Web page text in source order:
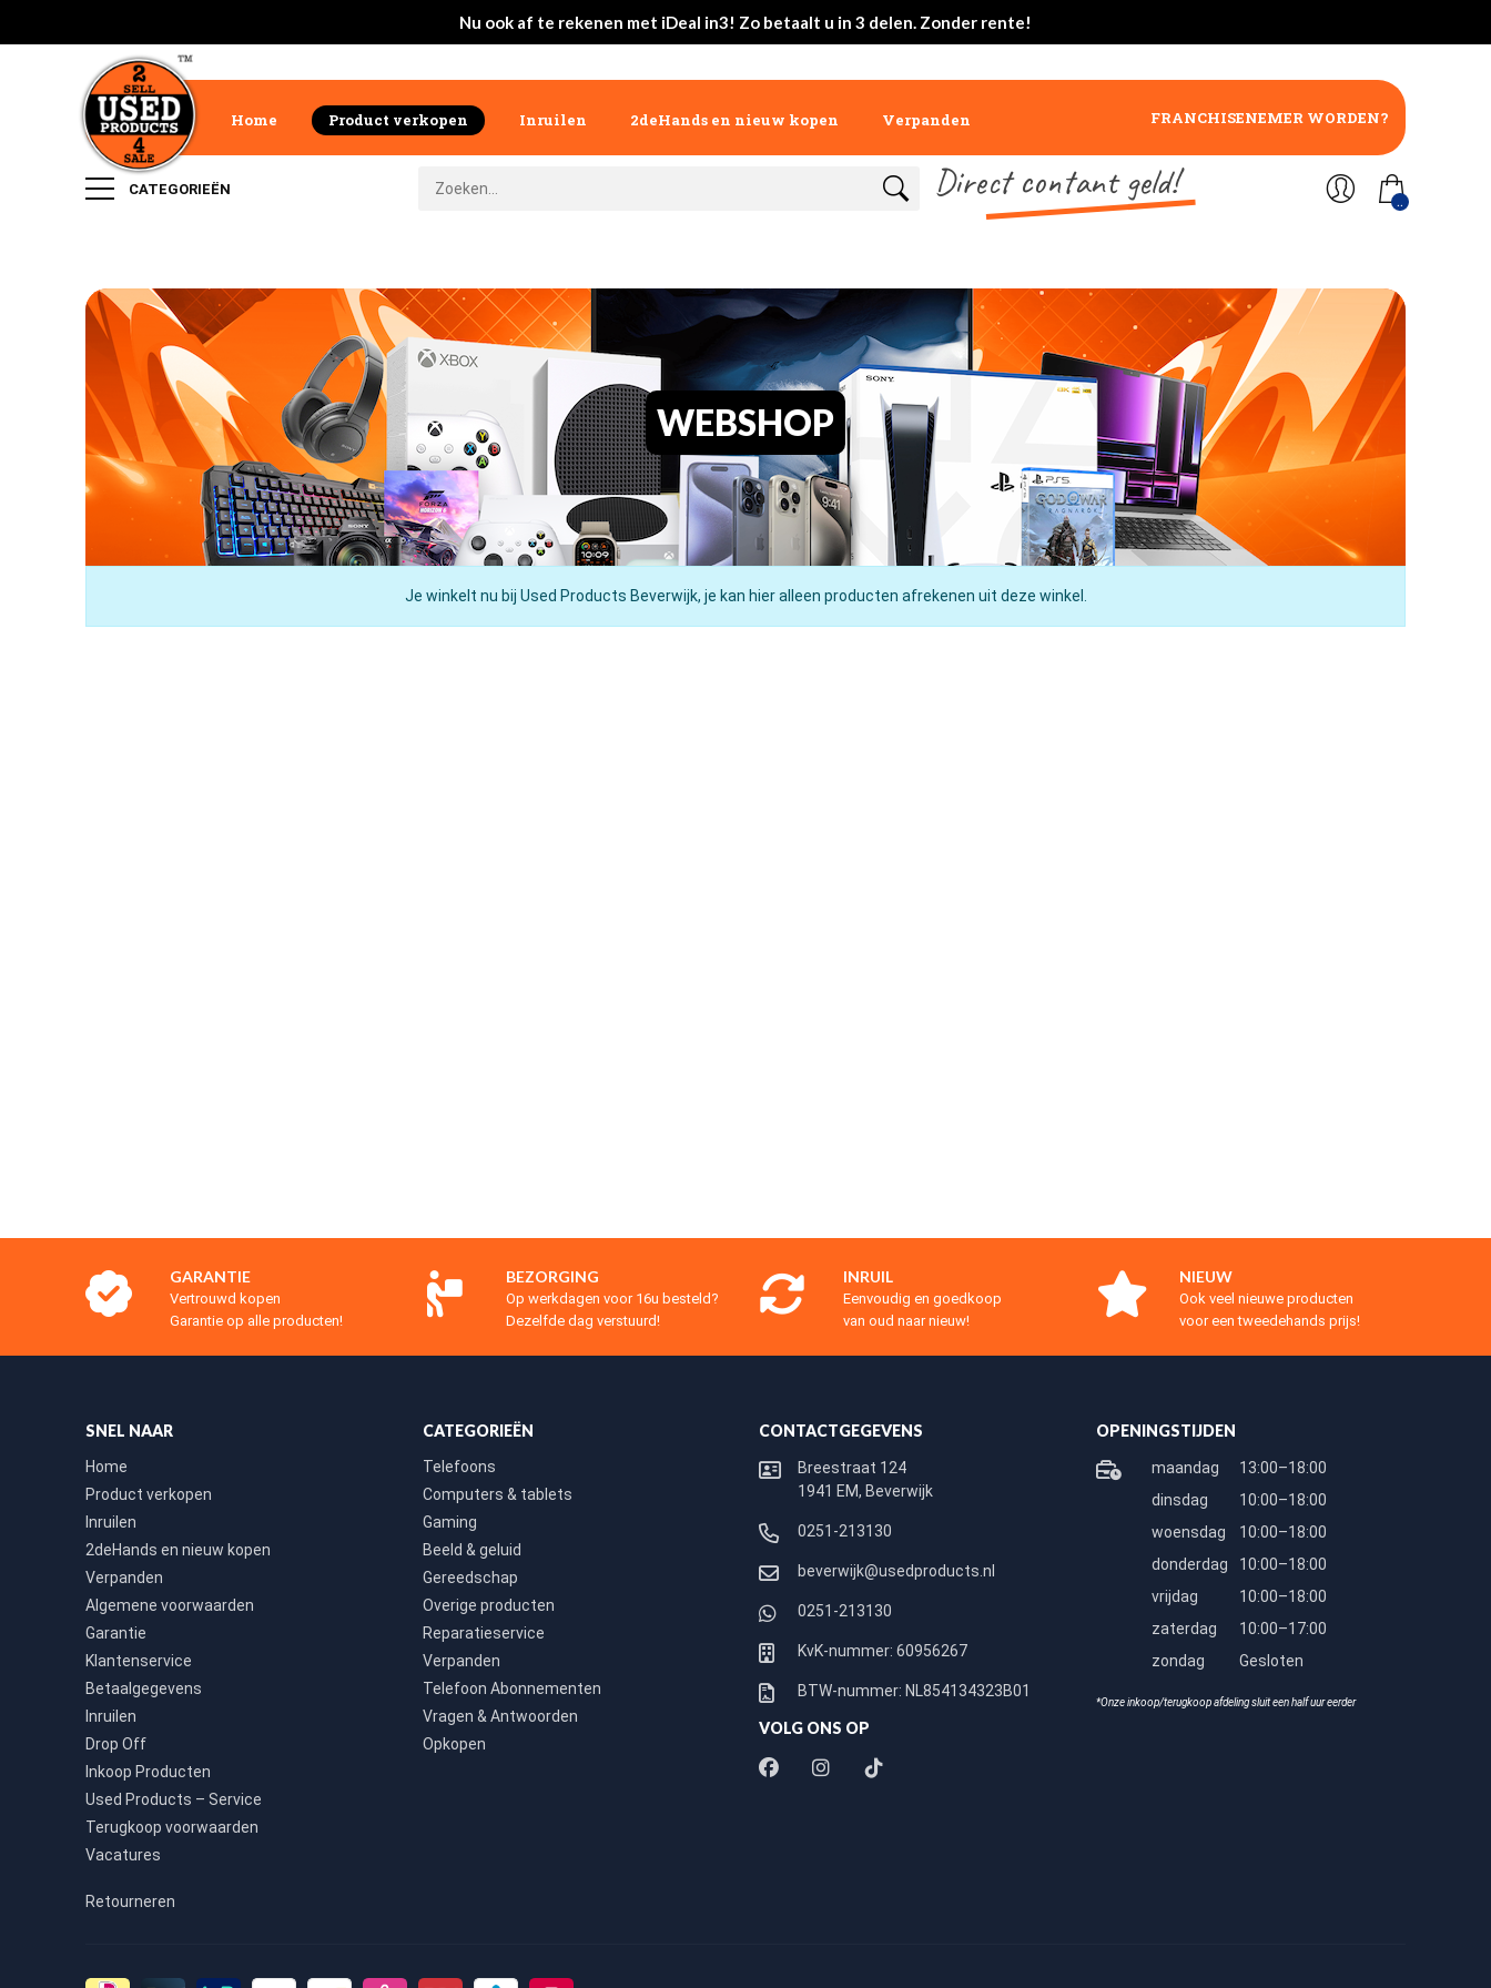
Nu ook af te rekenen met iDeal in3! Zo betaalt u in 3 delen. Zonder rente!
Home Product verkopen Inruilen 2deHands en nieuw kopen Verpanden FRANCHISENEMER WORDEN?
CATEGORIEËN Direct contant geld! ..
WEBSHOP
Je winkelt nu bij Used Products Beverwijk, je kan hier alleen producten afrekenen uit deze winkel.
GARANTIE
Vertrouwd kopen
Garantie op alle producten!
BEZORGING
Op werkdagen voor 16u besteld?
Dezelfde dag verstuurd!
INRUIL
Eenvoudig en goedkoop
van oud naar nieuw!
NIEUW
Ook veel nieuwe producten
voor een tweedehands prijs!
SNEL NAAR
Home
Product verkopen
Inruilen
2deHands en nieuw kopen
Verpanden
Algemene voorwaarden
Garantie
Klantenservice
Betaalgegevens
Inruilen
Drop Off
Inkoop Producten
Used Products – Service
Terugkoop voorwaarden
Vacatures
Retourneren
CATEGORIEËN
Telefoons
Computers & tablets
Gaming
Beeld & geluid
Gereedschap
Overige producten
Reparatieservice
Verpanden
Telefoon Abonnementen
Vragen & Antwoorden
Opkopen
CONTACTGEGEVENS
Breestraat 124
1941 EM, Beverwijk
0251-213130
beverwijk@usedproducts.nl
0251-213130
KvK-nummer: 60956267
BTW-nummer: NL854134323B01
VOLG ONS OP
OPENINGSTIJDEN
maandag
13:00–18:00
dinsdag
10:00–18:00
woensdag
10:00–18:00
donderdag
10:00–18:00
vrijdag
10:00–18:00
zaterdag
10:00–17:00
zondag
Gesloten
*Onze inkoop/terugkoop afdeling sluit een half uur eerder